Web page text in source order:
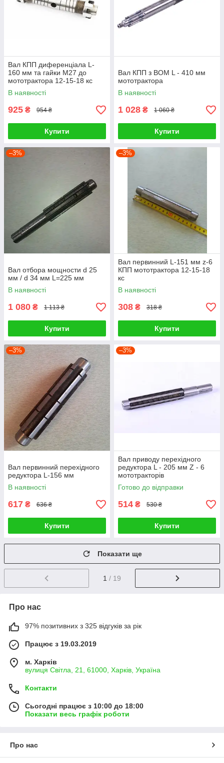
Вал КПП диференціала L-
160 мм та гайки М27 до
мототрактора 12-15-18 кс
В наявності
925 ₴ 954 ₴
Купити
Вал КПП з ВОМ L - 410 мм
мототрактора
В наявності
1 028 ₴ 1 060 ₴
Купити
–3%
Вал отбора мощности d 25
мм / d 34 мм L=225 мм
В наявності
1 080 ₴ 1 113 ₴
Купити
–3%
Вал первинний L-151 мм z-6
КПП мототрактора 12-15-18
кс
В наявності
308 ₴ 318 ₴
Купити
–3%
Вал первинний перехідного
редуктора L-156 мм
В наявності
617 ₴ 636 ₴
Купити
–3%
Вал приводу перехідного
редуктора L - 205 мм Z - 6
мототракторів
Готово до відправки
514 ₴ 530 ₴
Купити
Показати ще
1 / 19
Про нас
97% позитивних з 325 відгуків за рік
Працює з 19.03.2019
м. Харків
вулиця Світла, 21, 61000, Харків, Україна
Контакти
Сьогодні працює з 10:00 до 18:00
Показати весь графік роботи
Про нас